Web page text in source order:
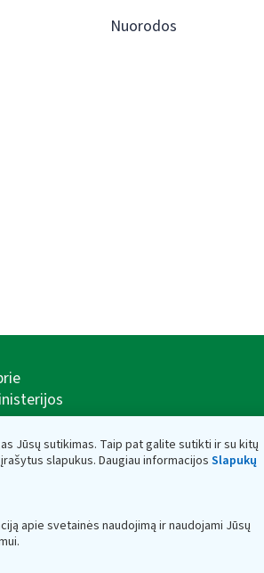
Jūsų sutikimas. Taip pat galite sutikti ir su kitų
slapukus. Daugiau informacijos Slapukų
apie svetainės naudojimą ir naudojami Jūsų
Nuorodos
Lietuva,
ir